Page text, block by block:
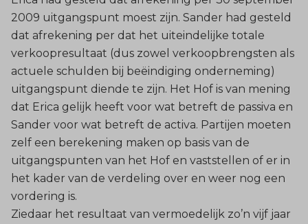
2009 uitgangspunt moest zijn. Sander had gesteld
dat afrekening per dat het uiteindelijke totale
verkoopresultaat (dus zowel verkoopbrengsten als
actuele schulden bij beëindiging onderneming)
uitgangspunt diende te zijn. Het Hof is van mening
dat Erica gelijk heeft voor wat betreft de passiva en
Sander voor wat betreft de activa. Partijen moeten
zelf een berekening maken op basis van de
uitgangspunten van het Hof en vaststellen of er in
het kader van de verdeling over en weer nog een
vordering is.
Ziedaar het resultaat van vermoedelijk zo’n vijf jaar